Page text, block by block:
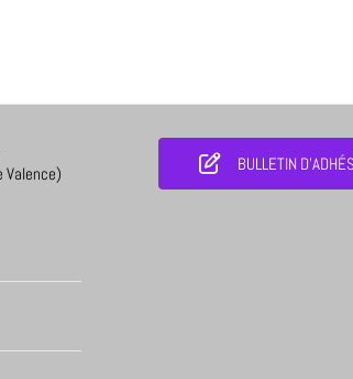
Valence)
BULLETIN